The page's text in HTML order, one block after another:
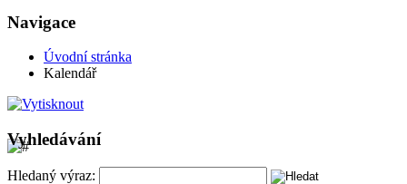
Navigace
Úvodní stránka
Kalendář
Vyhledávání
Hledaný výraz: